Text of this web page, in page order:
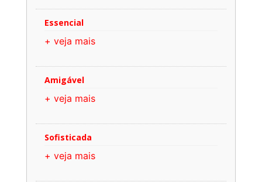
Essencial
+ veja mais
Amigável
+ veja mais
Sofisticada
+ veja mais